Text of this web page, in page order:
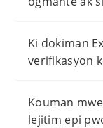
Ki dokiman
verifikasyon
Kouman
lejitim epi